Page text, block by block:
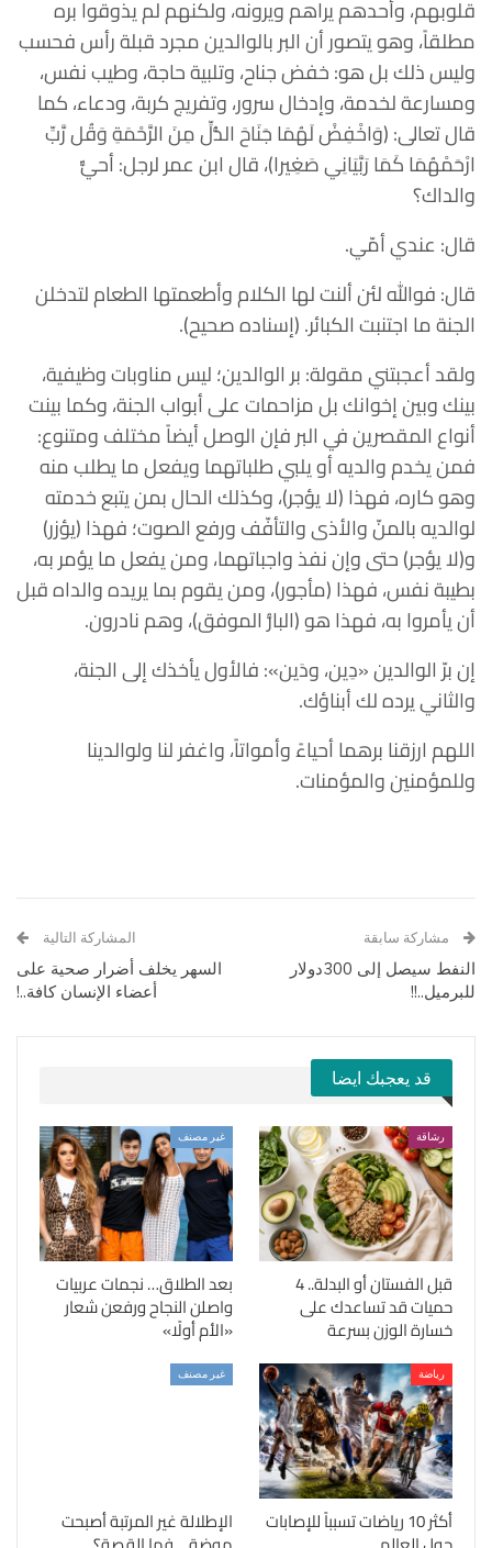
قلوبهم، وأحدهم يراهم ويرونه، ولكنهم لم يذوقوا بره
مطلقاً، وهو يتصور أن البر بالوالدين مجرد قبلة رأس فحسب
وليس ذلك بل هو: خفض جناح، وتلبية حاجة، وطيب نفس،
ومسارعة لخدمة، وإدخال سرور، وتفريج كربة، ودعاء، كما
قال تعالى: (وَاخْفِضْ لَهُمَا جَنَاحَ الذُّلِّ مِنَ الرَّحْمَةِ وَقُل رَّبِّ
ارْحَمْهُمَا كَمَا رَبَّيَانِي صَغِيرا)، قال ابن عمر لرجل: أحيٌّ
والداك؟
‏قال: عندي أمّي.
‏قال: فوالله لئن ألنت لها الكلام وأطعمتها الطعام لتدخلن
الجنة ما اجتنبت الكبائر. ‏(إسناده صحيح).
‏ولقد أعجبتني مقولة: بر الوالدين؛ ليس مناوبات وظيفية،
بينك وبين إخوانك بل مزاحمات على أبواب الجنة، وكما بينت
أنواع المقصرين في البر فإن الوصل أيضاً مختلف ومتنوع:
فمن يخدم والديه أو يلبي طلباتهما ويفعل ما يطلب منه
وهو كاره، فهذا (لا يؤجر)، وكذلك الحال بمن يتبع خدمته
لوالديه بالمنّ والأذى والتأفّف ورفع الصوت؛ فهذا (يؤزر)
و(لا يؤجر) حتى وإن نفذ واجباتهما، ومن يفعل ما يؤمر به،
بطيبة نفس، فهذا (مأجور)، ومن يقوم بما يريده والداه قبل
أن يأمروا به، فهذا هو (البارُّ الموفق)، وهم نادرون.
إن برّ الوالدين «دِين، ودَين»: فالأول يأخذك إلى الجنة،
والثاني يرده لك أبناؤك.
اللهم ارزقنا برهما أحياءً وأمواتاً، واغفر لنا ولوالدينا
وللمؤمنين والمؤمنات.
مشاركة سابقة
النفط سيصل إلى 300دولار
للبرميل..!!
المشاركة التالية
السهر يخلف أضرار صحية على
أعضاء الإنسان كافة..!
قد يعجبك ايضا
رشاقة
قبل الفستان أو البدلة.. 4
حميات قد تساعدك على
خسارة الوزن بسرعة
غير مصنف
بعد الطلاق… نجمات عربيات
واصلن النجاح ورفعن شعار
«الأم أولًا»
رياضة
أكثر 10 رياضات تسبباً للإصابات
غير مصنف
الإطلالة غير المرتبة أصبحت